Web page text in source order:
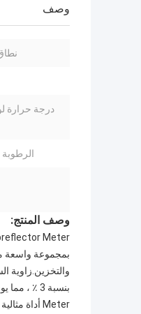
وصف
درجة حرارة
وصف المنتج:
Meter أداة مثالية للقياسات الدقيقة.